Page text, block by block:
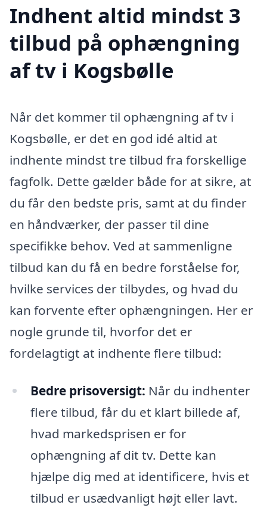
Indhent altid mindst 3
tilbud på ophængning
af tv i Kogsbølle
Når det kommer til ophængning af tv i
Kogsbølle, er det en god idé altid at
indhente mindst tre tilbud fra forskellige
fagfolk. Dette gælder både for at sikre, at
du får den bedste pris, samt at du finder
en håndværker, der passer til dine
specifikke behov. Ved at sammenligne
tilbud kan du få en bedre forståelse for,
hvilke services der tilbydes, og hvad du
kan forvente efter ophængningen. Her er
nogle grunde til, hvorfor det er
fordelagtigt at indhente flere tilbud:
Bedre prisoversigt: Når du indhenter
flere tilbud, får du et klart billede af,
hvad markedsprisen er for
ophængning af dit tv. Dette kan
hjælpe dig med at identificere, hvis et
tilbud er usædvanligt højt eller lavt.